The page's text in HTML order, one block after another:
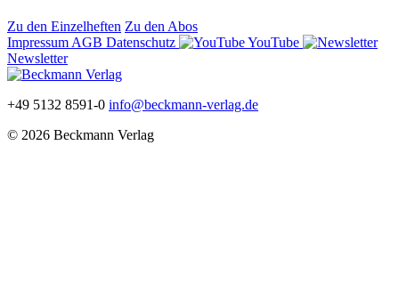
Zu den Einzelheften Zu den Abos
Impressum AGB Datenschutz
YouTube
Newsletter
+49 5132 8591-0 info@beckmann-verlag.de
© 2026 Beckmann Verlag